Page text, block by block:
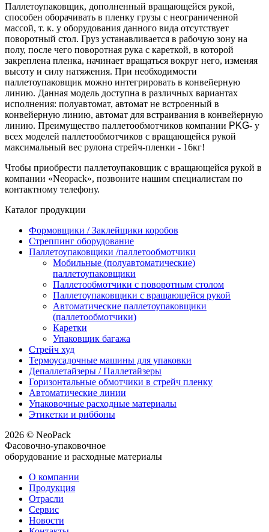
Паллетоупаковщик, дополненный вращающейся рукой,
способен оборачивать в пленку грузы с неограниченной
массой, т. к. у оборудования данного вида отсутствует
поворотный стол. Груз устанавливается в рабочую зону на
полу, после чего поворотная рука с кареткой, в которой
закреплена пленка, начинает вращаться вокруг него, изменяя
высоту и силу натяжения. При необходимости
паллетоупаковщик можно интегрировать в конвейерную
линию. Данная модель доступна в различных вариантах
исполнения: полуавтомат, автомат не встроенный в
конвейерную линию, автомат для встраивания в конвейерную
линию. Преимущество паллетообмотчиков компании PKG- у
всех моделей паллетообмотчиков с вращающейся рукой
максимальный вес рулона стрейч-пленки - 16кг!
Чтобы приобрести паллетоупаковщик с вращающейся рукой в
компании «Neopack», позвоните нашим специалистам по
контактному телефону.
Каталог продукции
Формовщики / Заклейщики коробов
Стреппинг оборудование
Паллетоупаковщики /паллетообмотчики
Мобильные (полуавтоматические)
паллетоупаковщики
Паллетообмотчики с поворотным столом
Паллетоупаковщики с вращающейся рукой
Автоматические паллетоупаковщики
(паллетообмотчики)
Каретки
Упаковщик багажа
Стрейч худ
Термоусадочные машины для упаковки
Депаллетайзеры / Паллетайзеры
Горизонтальные обмотчики в стрейч пленку
Автоматические линии
Упаковочные расходные материалы
Этикетки и риббоны
2026 © NeoPack
Фасовочно-упаковочное
оборудование и расходные материалы
О компании
Продукция
Отрасли
Сервис
Новости